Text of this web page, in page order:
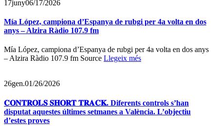
17juny06/17/2026
Mía López, campiona d’Espanya de rubgi per 4a volta en dos
anys – Alzira Ràdio 107.9 fm
Mía López, campiona d’Espanya de rubgi per 4a volta en dos anys
– Alzira Ràdio 107.9 fm Source Llegeix més
26gen.01/26/2026
𝐂𝐎𝐍𝐓𝐑𝐎𝐋𝐒 𝐒𝐇𝐎𝐑𝐓 𝐓𝐑𝐀𝐂𝐊. Diferents controls s’han
disputat aquestes últimes setmanes a València. L’objectiu
d’estes proves